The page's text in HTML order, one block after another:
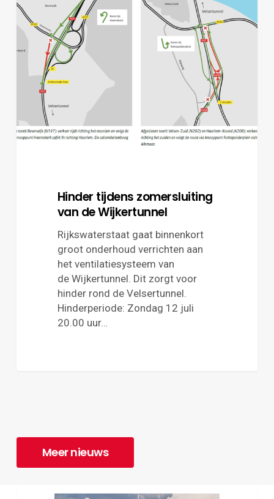
tijdens
zomersluiting
de
Wijkertunnel
Hinder tijdens zomersluiting
van de Wijkertunnel
Rijkswaterstaat gaat binnenkort
groot onderhoud verrichten aan
het ventilatiesysteem van
de Wijkertunnel. Dit zorgt voor
hinder rond de Velsertunnel.
Hinderperiode: Zondag 12 juli
20.00 uur…
Meer nieuws